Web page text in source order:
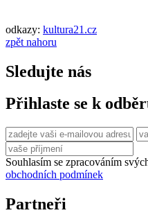
odkazy: kultura21.cz
zpět nahoru
Sledujte nás
Přihlaste se k
Souhlasím se zpracováním
obchodních podmínek
Partneři